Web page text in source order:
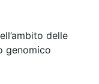
delle
genomico